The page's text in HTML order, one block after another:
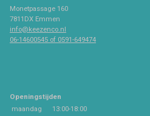
Monetpassage 160
7811DX Emmen
info@keezenco.nl
06-14600545 of 0591-649474
Openingstijden
maandag
13:00-18:00